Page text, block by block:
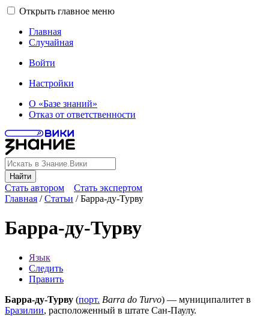
Открыть главное меню
Главная
Случайная
Войти
Настройки
О «Базе знаний»
Отказ от ответственности
Найти
Стать автором Стать экспертом
Главная /Статьи /Барра-ду-Турву
Барра-ду-Турву
Язык
Следить
Править
Барра-ду-Турву (порт. Barra do Turvo) — муниципалитет в
Бразилии, расположенный в штате Сан-Паулу.